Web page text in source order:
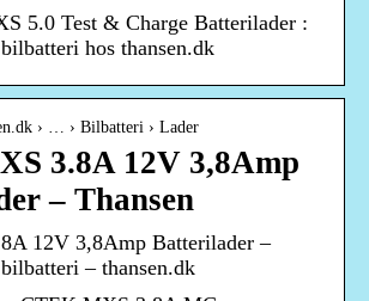
5.0 Test & Charge Batterilader :
hos thansen.dk
› … › Bilbatteri › Lader
3.8A 12V 3,8Amp
– Thansen
12V 3,8Amp Batterilader –
– thansen.dk